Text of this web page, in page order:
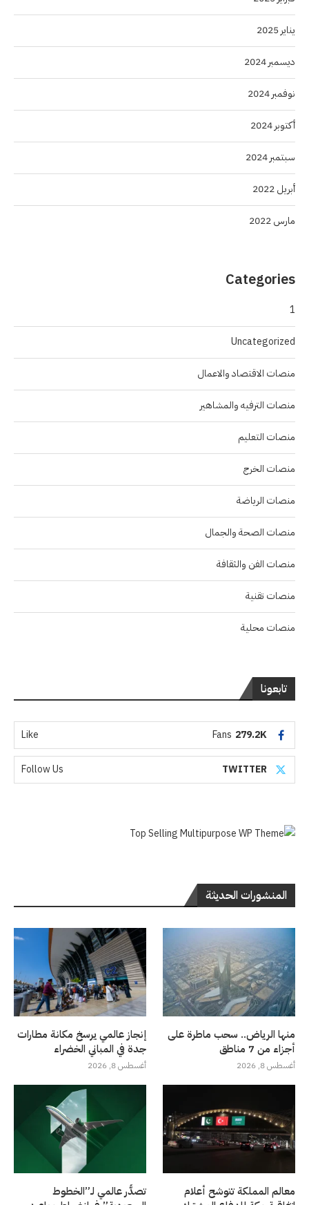
يناير 2025
ديسمبر 2024
نوفمبر 2024
أكتوبر 2024
سبتمبر 2024
أبريل 2022
مارس 2022
Categories
1
Uncategorized
منصات الاقتصاد والاعمال
منصات الترفيه والمشاهير
منصات التعليم
منصات الخرج
منصات الرياضة
منصات الصحة والجمال
منصات الفن والثقافة
منصات تقنية
منصات محلية
تابعونا
279.2K
Fans
Like
TWITTER
Follow Us
المنشورات الحديثة
منها الرياض.. سحب ماطرة على
أجزاء من 7 مناطق
أغسطس 8, 2026
إنجاز عالمي يرسخ مكانة مطارات
جدة في المباني الخضراء
أغسطس 8, 2026
معالم المملكة تتوشح أعلام
تصدُّر عالمي لـ”الخطوط